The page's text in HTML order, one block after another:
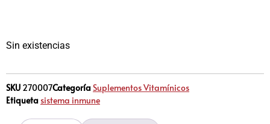
Sin existencias
SKU 270007CategoríaSuplementos Vitamínicos
Etiqueta sistema inmune